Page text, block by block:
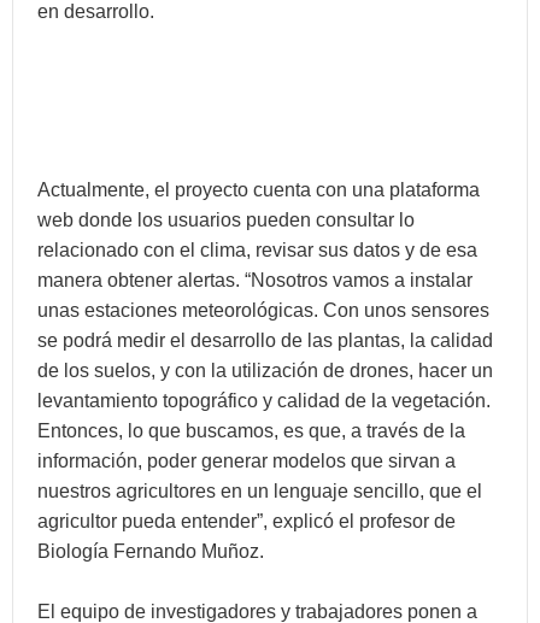
en desarrollo.
Actualmente, el proyecto cuenta con una plataforma
web donde los usuarios pueden consultar lo
relacionado con el clima, revisar sus datos y de esa
manera obtener alertas. “Nosotros vamos a instalar
unas estaciones meteorológicas. Con unos sensores
se podrá medir el desarrollo de las plantas, la calidad
de los suelos, y con la utilización de drones, hacer un
levantamiento topográfico y calidad de la vegetación.
Entonces, lo que buscamos, es que, a través de la
información, poder generar modelos que sirvan a
nuestros agricultores en un lenguaje sencillo, que el
agricultor pueda entender”, explicó el profesor de
Biología Fernando Muñoz.
El equipo de investigadores y trabajadores ponen a